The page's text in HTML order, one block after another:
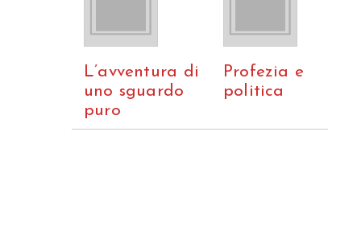
L’avventura di
uno sguardo
puro
Profezia e
politica